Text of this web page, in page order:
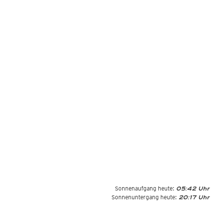
Sonnenaufgang heute: 05:42 Uhr
Sonnenuntergang heute: 20:17 Uhr